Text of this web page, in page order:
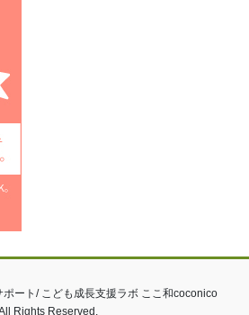
ート/ こども成長支援ラボ ここ和coconico
Rights Reserved.